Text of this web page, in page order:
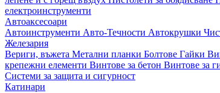
електроинструменти
Автоаксесоари
Автоинструменти Авто-Течности Автокрушки
Железария
Вериги, въжета Метални планки Болтове Гайки
крепежни елементи Винтове за бетон Винтове за
Системи за защита и сигурност
Катинари